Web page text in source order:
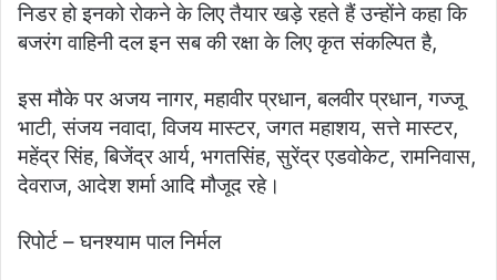
निडर हो इनको रोकने के लिए तैयार खड़े रहते हैं उन्होंने कहा कि
बजरंग वाहिनी दल इन सब की रक्षा के लिए कृत संकल्पित है,
इस मौके पर अजय नागर, महावीर प्रधान, बलवीर प्रधान, गज्जू
भाटी, संजय नवादा, विजय मास्टर, जगत महाशय, सत्ते मास्टर,
महेंद्र सिंह, बिजेंद्र आर्य, भगतसिंह, सुरेंद्र एडवोकेट, रामनिवास,
देवराज, आदेश शर्मा आदि मौजूद रहे।
रिपोर्ट – घनश्याम पाल निर्मल